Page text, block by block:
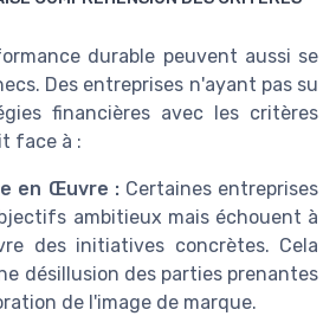
durable peuvent aussi se
Des entreprises n'ayant pas su
financières avec les critères
face à :
en Œuvre :Certaines entreprises
ambitieux mais échouent à
des initiatives concrètes. Cela
désillusion des parties prenantes
de l'image de marque.